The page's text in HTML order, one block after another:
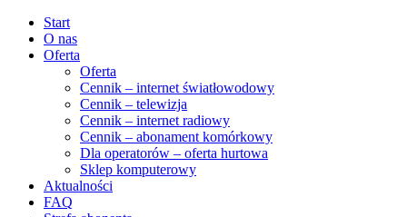
Start
O nas
Oferta
Oferta
Cennik – internet światłowodowy
Cennik – telewizja
Cennik – internet radiowy
Cennik – abonament komórkowy
Dla operatorów – oferta hurtowa
Sklep komputerowy
Aktualności
FAQ